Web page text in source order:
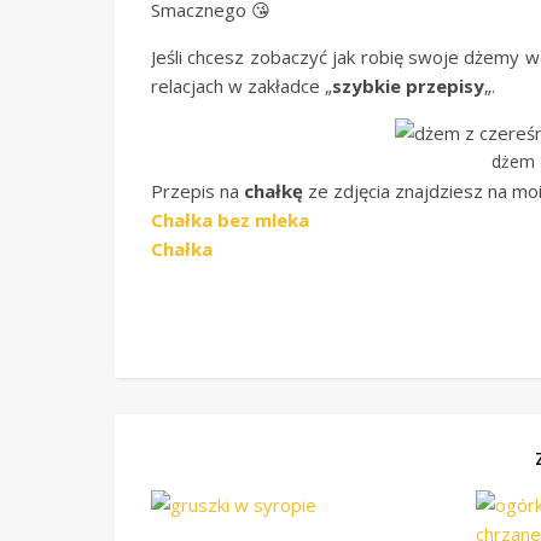
Smacznego 😘
Jeśli chcesz zobaczyć jak robię swoje dżemy
relacjach w zakładce „szybkie przepisy„.
dżem
Przepis na chałkę ze zdjęcia znajdziesz na
Chałka bez mleka
Chałka